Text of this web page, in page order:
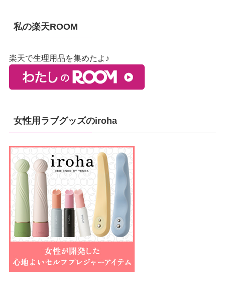
私の楽天ROOM
楽天で生理用品を集めたよ♪
女性用ラブグッズのiroha